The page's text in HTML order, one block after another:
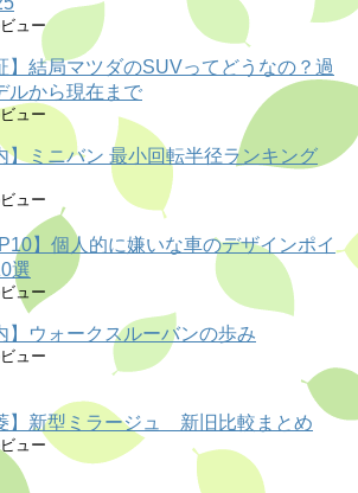
ュー
】結局マツダのSUVってどうなの？過
ルから現在まで
ュー
】ミニバン 最小回転半径ランキング
ュー
】個人的に嫌いな車のデザインポイ
選
ュー
】ウォークスルーバンの歩み
ュー
】新型ミラージュ 新旧比較まとめ
ュー